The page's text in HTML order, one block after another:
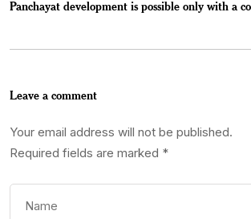
Panchayat development is possible only with a
Leave a comment
Your email address will not be published.
Required fields are marked *